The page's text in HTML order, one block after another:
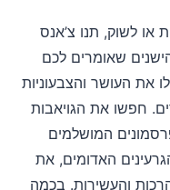
או לשוק, תנו צ’אנס
שאומרים לכם
את העושר והצבעוניות
חפשו את הגויאבות
המושלמים
האדומים, את
והעשירות. בכמה